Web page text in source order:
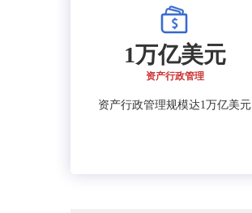
1万亿美元
资产行政管理
资产行政管理规模达1万亿美元